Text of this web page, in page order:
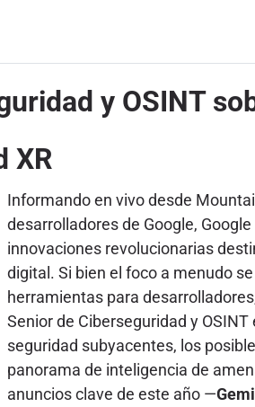
y OSINT
XR
Informando en vivo desde
desarrolladores de Google,
innovaciones revolucionarias
digital. Si bien el foco a menudo
herramientas para
Senior de Ciberseguridad y
seguridad subyacentes, los
panorama de inteligencia de
anuncios clave de este año —